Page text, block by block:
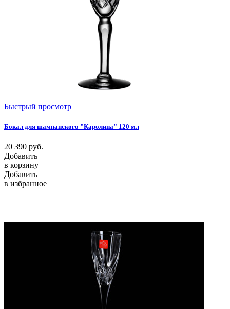
Быстрый просмотр
Бокал для шампанского "Каролина" 120 мл
20 390 руб.
Добавить
в корзину
Добавить
в избранное